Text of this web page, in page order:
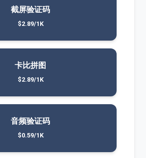
截屏验证码
$2.89/1K
卡比拼图
$2.89/1K
音频验证码
$0.59/1K